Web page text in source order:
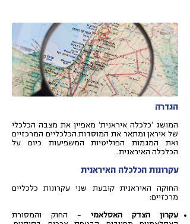
הגדרה
המושג 'כלכלה איראנית' מאפיין את מצבה הכלכלי
של איראן ומתאר את המוסדות הכלכליים המרכזיים
ואת המגמות הפוליטיות המשפיעות כיום על
הכלכלה האיראנית.
עקרונות הכלכלה האיראנית
החוקה האיראנית קובעת שני עקרונות כלכליים
מרכזיים:
עקרון הצדק האסלאמי – החוק והמסורת